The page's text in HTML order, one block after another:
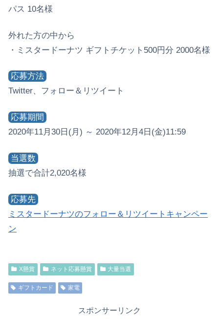
パス 10名様
外れた方の中から
・ミスタードーナツ ギフトチケット500円分 2000名様
応募方法
Twitter、フォロー＆リツイート
応募期間
2020年11月30日(月) ～ 2020年12月4日(金)11:59
当選数
抽選で合計2,020名様
応募先
ミスタードーナツのフォロー＆リツイートキャンペー
ン
X懸賞 ネット応募懸賞 大量当選
ギフトカード 家電
スポンサーリンク